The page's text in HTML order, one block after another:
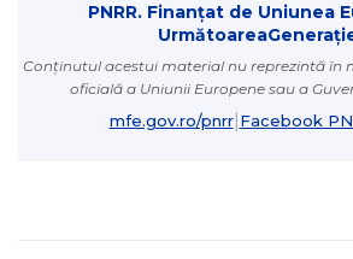
PNRR. Finanțat de Uniunea
Conținutul acestui material nu reprezintă în
oficială a Uniunii Europene sau a
mfe.gov.ro/pnrr| Facebook